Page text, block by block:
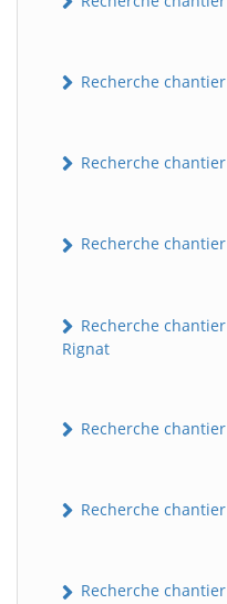
Recherche
Recherche
Recherche
Recherche
Rignat
Recherche
Recherche
Recherche